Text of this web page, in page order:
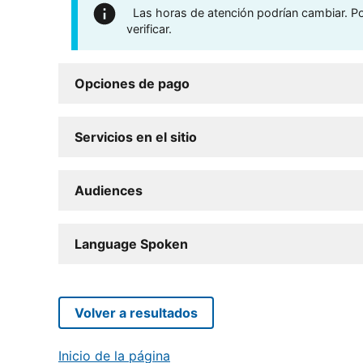
Las horas de atención podrían cambiar.
verificar.
Opciones de pago
Servicios en el sitio
Audiences
Language Spoken
Volver a resultados
Inicio de la página